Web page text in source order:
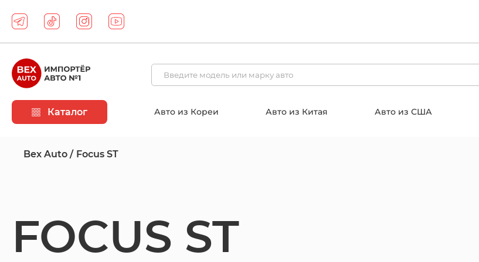
Каталог Авто из Кореи Авто из Китая Авто из США
Bex Auto Focus ST
FOCUS ST